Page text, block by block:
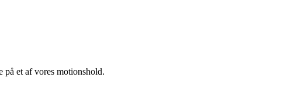
på et af vores motionshold.